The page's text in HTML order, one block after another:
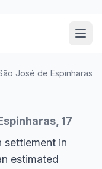
José de Espinharas
17
settlement in
estimated